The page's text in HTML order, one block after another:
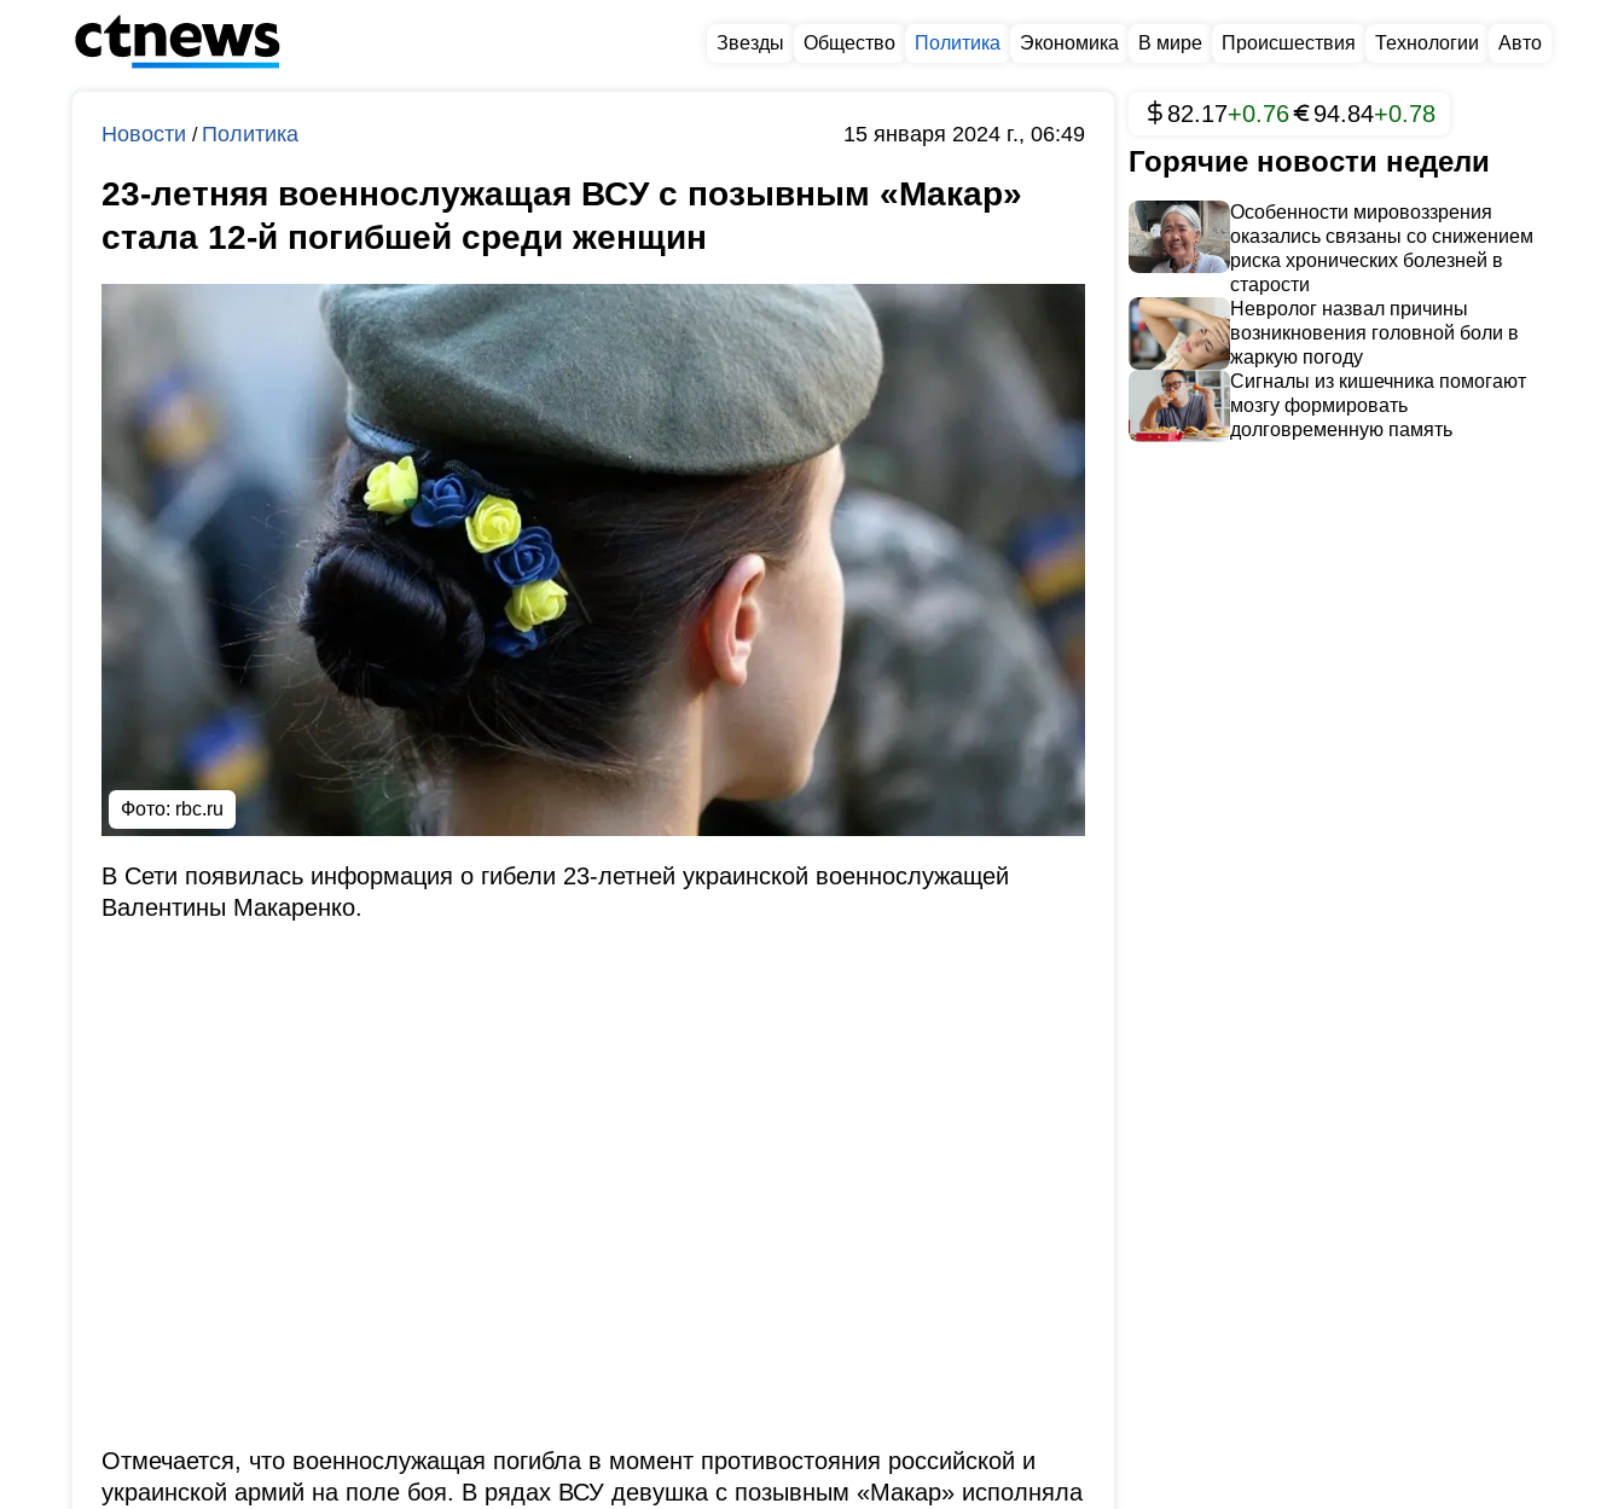
Звезды Общество Политика Экономика В мире Происшествия Технологии Авто
Новости / Политика 15 января 2024 г., 06:49
23-летняя военнослужащая ВСУ с позывным «Макар»
стала 12-й погибшей среди женщин
Фото: rbc.ru
В Сети появилась информация о гибели 23-летней украинской военнослужащей
Валентины Макаренко.
Отмечается, что военнослужащая погибла в момент противостояния российской и
украинской армий на поле боя. В рядах ВСУ девушка с позывным «Макар» исполняла
82.17+0.76 94.84+0.78
Горячие новости недели
Особенности мировоззрения
оказались связаны со снижением
риска хронических болезней в
старости
Невролог назвал причины
возникновения головной боли в
жаркую погоду
Сигналы из кишечника помогают
мозгу формировать
долговременную память